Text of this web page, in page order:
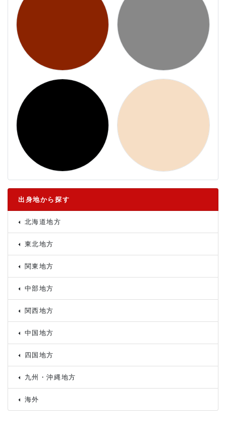
出身地から探す
北海道地方
東北地方
関東地方
中部地方
関西地方
中国地方
四国地方
九州・沖縄地方
海外